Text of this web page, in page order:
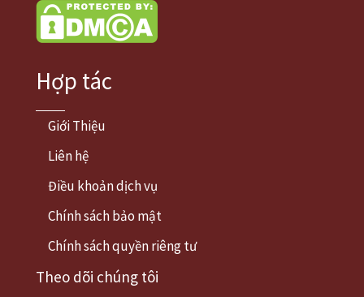
Hợp tác
Giới Thiệu
Liên hệ
Điều khoản dịch vụ
Chính sách bảo mật
Chính sách quyền riêng tư
Theo dõi chúng tôi